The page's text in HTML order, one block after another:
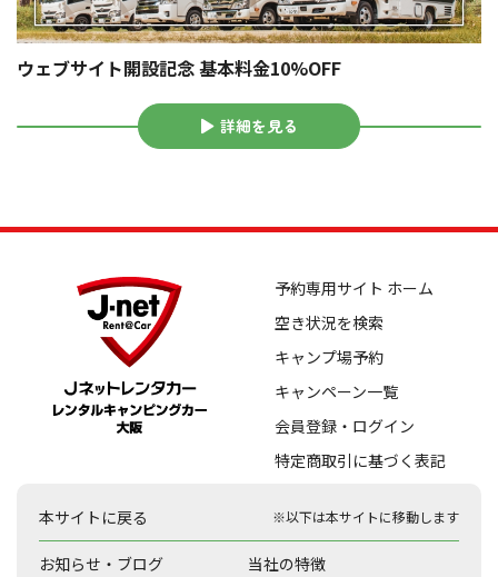
ウェブサイト開設記念 基本料金10%OFF
詳細を見る
予約専用サイト ホーム
空き状況を検索
キャンプ場予約
キャンペーン一覧
会員登録・ログイン
特定商取引に基づく表記
本サイトに戻る ※以下は本サイトに移動します
お知らせ・ブログ
当社の特徴